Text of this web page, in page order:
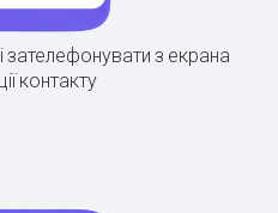
зателефонувати з екрана
контакту